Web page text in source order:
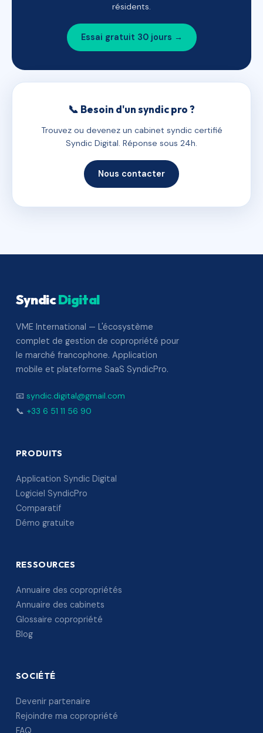
résidents.
Essai gratuit 30 jours →
📞 Besoin d'un syndic pro ?
Trouvez ou devenez un cabinet syndic certifié
Syndic Digital. Réponse sous 24h.
Nous contacter
SyndicDigital
VME International — L'écosystème
complet de gestion de copropriété pour
le marché francophone. Application
mobile et plateforme SaaS SyndicPro.
📧 syndic.digital@gmail.com
📞 +33 6 51 11 56 90
PRODUITS
Application Syndic Digital
Logiciel SyndicPro
Comparatif
Démo gratuite
RESSOURCES
Annuaire des copropriétés
Annuaire des cabinets
Glossaire copropriété
Blog
SOCIÉTÉ
Devenir partenaire
Rejoindre ma copropriété
FAQ